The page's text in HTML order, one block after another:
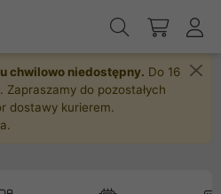
chwilowo niedostępny. Do 16
do pozostałych
dostawy kurierem.